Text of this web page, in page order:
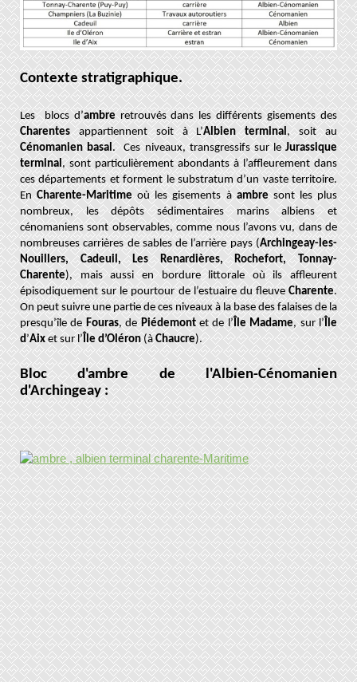
Contexte stratigraphique.
Les blocs d’ambreretrouvés dans les différents gisements des
Charentesappartiennent soit à L’Albien terminal, soit au
Cénomanien basal. Ces niveaux, transgressifs sur leJurassique
terminal, sont particulièrement abondants à l’affleurement dans
ces départements et forment le substratum d’un vaste territoire.
EnCharente-Maritimeoù les gisements àambresont les plus
nombreux, les dépôts sédimentaires marins albiens et
cénomaniens sont observables, comme nous l’avons vu, dans de
nombreuses carrières de sables de l’arrière pays (Archingeay-les-
Nouillers, Cadeuil, Les Renardières, Rochefort, Tonnay-
Charente), mais aussi en bordure littorale où ils affleurent
épisodiquement sur le pourtour de l’estuaire du fleuveCharente.
On peut suivre une partie de ces niveaux à la base des falaises de la
presqu’île deFouras, dePiédemontet de l’Île Madame, sur l’Île
d’Aixet sur l’Île d’Oléron(àChaucre).
Bloc d'ambre de l'Albien-Cénomanien
d'Archingeay :